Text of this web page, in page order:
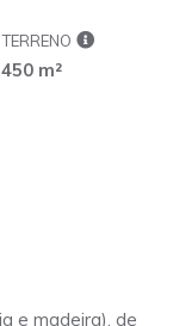
TERRENO
450 m²
e madeira), de